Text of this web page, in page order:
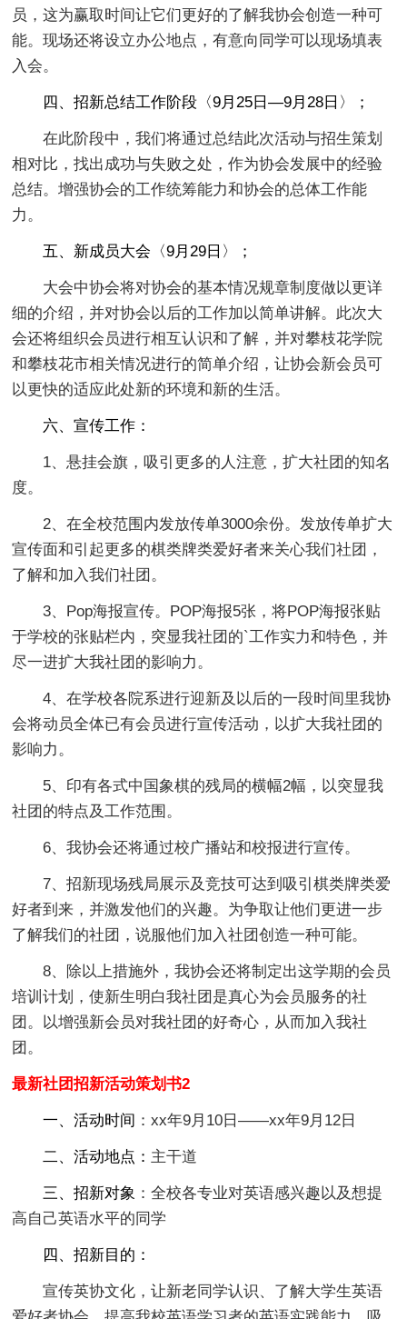
员，这为赢取时间让它们更好的了解我协会创造一种可
能。现场还将设立办公地点，有意向同学可以现场填表
入会。
四、招新总结工作阶段〈9月25日—9月28日〉；
在此阶段中，我们将通过总结此次活动与招生策划
相对比，找出成功与失败之处，作为协会发展中的经验
总结。增强协会的工作统筹能力和协会的总体工作能
力。
五、新成员大会〈9月29日〉；
大会中协会将对协会的基本情况规章制度做以更详
细的介绍，并对协会以后的工作加以简单讲解。此次大
会还将组织会员进行相互认识和了解，并对攀枝花学院
和攀枝花市相关情况进行的简单介绍，让协会新会员可
以更快的适应此处新的环境和新的生活。
六、宣传工作：
1、悬挂会旗，吸引更多的人注意，扩大社团的知名
度。
2、在全校范围内发放传单3000余份。发放传单扩大
宣传面和引起更多的棋类牌类爱好者来关心我们社团，
了解和加入我们社团。
3、Pop海报宣传。POP海报5张，将POP海报张贴
于学校的张贴栏内，突显我社团的`工作实力和特色，并
尽一进扩大我社团的影响力。
4、在学校各院系进行迎新及以后的一段时间里我协
会将动员全体已有会员进行宣传活动，以扩大我社团的
影响力。
5、印有各式中国象棋的残局的横幅2幅，以突显我
社团的特点及工作范围。
6、我协会还将通过校广播站和校报进行宣传。
7、招新现场残局展示及竞技可达到吸引棋类牌类爱
好者到来，并激发他们的兴趣。为争取让他们更进一步
了解我们的社团，说服他们加入社团创造一种可能。
8、除以上措施外，我协会还将制定出这学期的会员
培训计划，使新生明白我社团是真心为会员服务的社
团。以增强新会员对我社团的好奇心，从而加入我社
团。
最新社团招新活动策划书2
一、活动时间 ：xx年9月10日——xx年9月12日
二、活动地点： 主干道
三、招新对象 ：全校各专业对英语感兴趣以及想提
高自己英语水平的同学
四、招新目的：
宣传英协文化，让新老同学认识、了解大学生英语